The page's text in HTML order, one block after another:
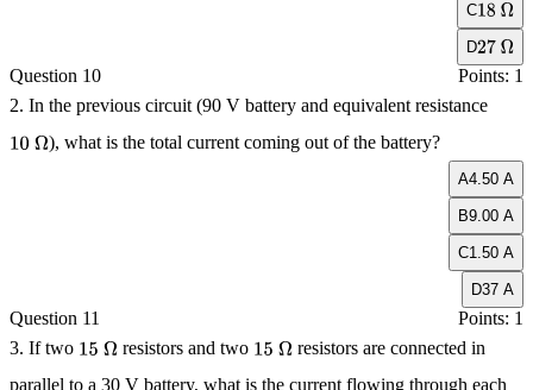
C18 Ω
D27 Ω
Question 10
Points: 1
2. In the previous circuit (90 Vbattery and equivalent resistance
10 Ω), what is the total current coming out of the battery?
A 4.50 A
B 9.00 A
C 1.50 A
D 37 A
Question 11
Points: 1
3. If two15 Ω resistors and two15 Ω resistors are connected in
parallel to a30 Vbattery, what is the current flowing through each